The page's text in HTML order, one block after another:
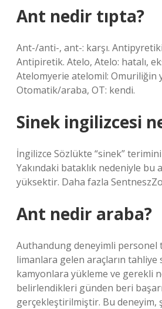
Ant nedir tıpta?
Ant-/anti-, ant-: karşı.
Antipiretik. Atelo, Atelo: hatalı,
Atelomyerie atelomil: Omuriliğin
Otomatik/araba, OT: kendi.
Sinek ingilizcesi
İngilizce Sözlükte “sinek”
Yakındaki bataklık nedeniyle bu
yüksektir. Daha fazla
Ant nedir araba?
Authandung deneyimli personel
limanlara gelen araçların tahliye
kamyonlara yükleme ve gerekli
belirlendikleri günden beri
gerçekleştirilmiştir. Bu deneyim,